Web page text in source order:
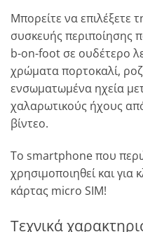
Μπορείτε να επιλέξετε
συσκευής περιποίησης
b-on-foot σε ουδέτερο
χρώματα πορτοκαλί,
ενσωματωμένα ηχεία
χαλαρωτικούς ήχους
βίντεο.
Το smartphone που
χρησιμοποιηθεί και για
κάρτας micro SIM!
Τεχνικά